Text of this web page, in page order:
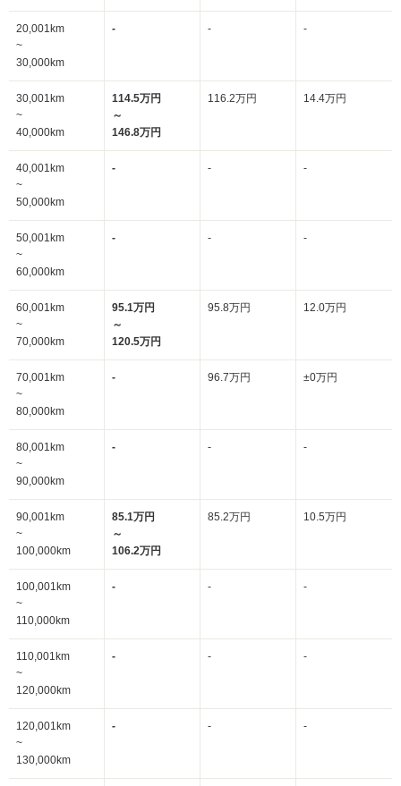
20,001km
~
30,000km
- - -
30,001km
~
40,000km
114.5万円
～
146.8万円
116.2万円 14.4万円
40,001km
~
50,000km
- - -
50,001km
~
60,000km
- - -
60,001km
~
70,000km
95.1万円
～
120.5万円
95.8万円 12.0万円
70,001km
~
80,000km
- 96.7万円 ±0万円
80,001km
~
90,000km
- - -
90,001km
~
100,000km
85.1万円
～
106.2万円
85.2万円 10.5万円
100,001km
~
110,000km
- - -
110,001km
~
120,000km
- - -
120,001km
~
130,000km
- - -